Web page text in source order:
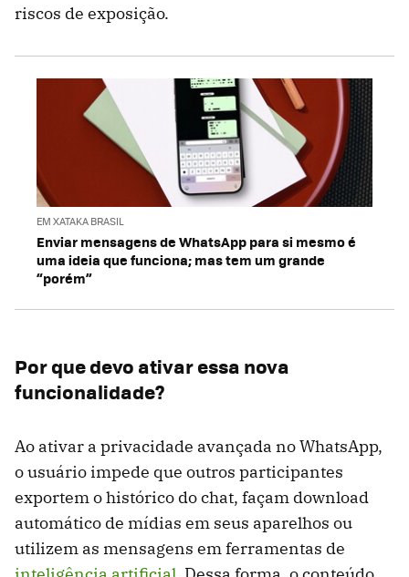
riscos de exposição.
EM XATAKA BRASIL
Enviar mensagens de WhatsApp para si mesmo é
uma ideia que funciona; mas tem um grande
“porém”
Por que devo ativar essa nova
funcionalidade?
Ao ativar a privacidade avançada no WhatsApp,
o usuário impede que outros participantes
exportem o histórico do chat, façam download
automático de mídias em seus aparelhos ou
utilizem as mensagens em ferramentas de